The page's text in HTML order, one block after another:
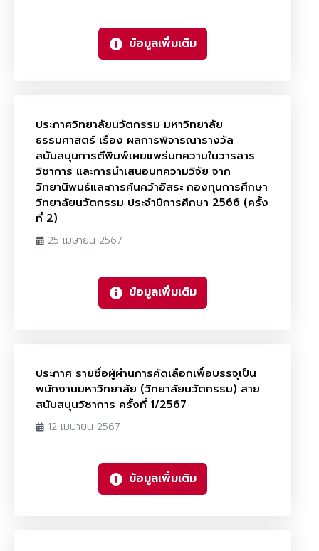
ข้อมูลเพิ่มเติม
ประกาศวิทยาลัยนวัตกรรม มหาวิทยาลัย
ธรรมศาสตร์ เรื่อง ผลการพิจารณารางวัล
สนับสนุนการตีพิมพ์เผยแพร่บทความในวารสาร
วิชาการ และการนำเสนอบทความวิจัย จาก
วิทยานิพนธ์และการค้นคว้าอิสระ กองทุนการศึกษา
วิทยาลัยนวัตกรรม ประจำปีการศึกษา 2566 (ครั้ง
ที่ 2)
25 เมษายน 2567
ข้อมูลเพิ่มเติม
ประกาศ รายชื่อผู้ผ่านการคัดเลือกเพื่อบรรจุเป็น
พนักงานมหาวิทยาลัย (วิทยาลัยนวัตกรรม) สาย
สนับสนุนวิชาการ ครั้งที่ 1/2567
12 เมษายน 2567
ข้อมูลเพิ่มเติม